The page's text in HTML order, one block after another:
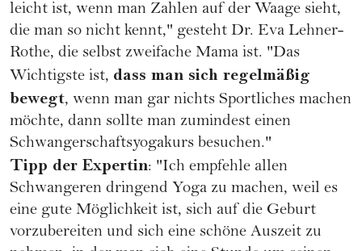
leicht ist, wenn man Zahlen auf der Waage sieht,
die man so nicht kennt," gesteht Dr. Eva Lehner-
Rothe, die selbst zweifache Mama ist. "Das
Wichtigste ist, dass man sich regelmäßig
bewegt, wenn man gar nichts Sportliches machen
möchte, dann sollte man zumindest einen
Schwangerschaftsyogakurs besuchen."
Tipp der Expertin: "Ich empfehle allen
Schwangeren dringend Yoga zu machen, weil es
eine gute Möglichkeit ist, sich auf die Geburt
vorzubereiten und sich eine schöne Auszeit zu